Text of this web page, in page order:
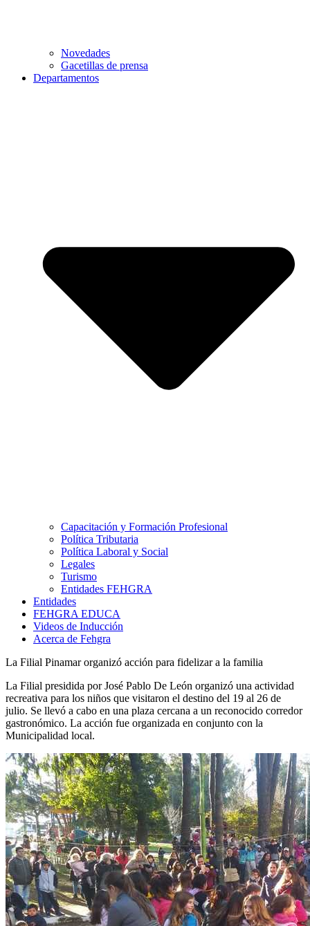
Novedades
Gacetillas de prensa
Departamentos
Capacitación y Formación Profesional
Política Tributaria
Política Laboral y Social
Legales
Turismo
Entidades FEHGRA
Entidades
FEHGRA EDUCA
Videos de Inducción
Acerca de Fehgra
La Filial Pinamar organizó acción para fidelizar a la familia
La Filial presidida por José Pablo De León organizó una actividad
recreativa para los niños que visitaron el destino del 19 al 26 de
julio. Se llevó a cabo en una plaza cercana a un reconocido corredor
gastronómico. La acción fue organizada en conjunto con la
Municipalidad local.